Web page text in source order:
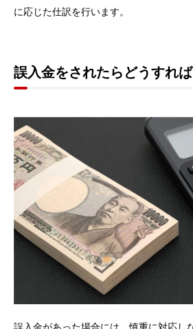
に応じた仕訳を行います。
誤入金をされたらどうすれ
誤入金があった場合には、慎重に対応し